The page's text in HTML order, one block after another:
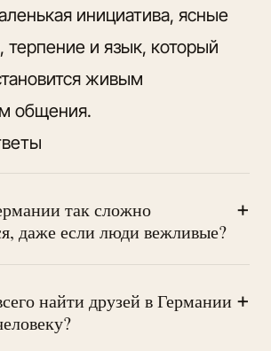
инициатива, ясные
терпение и язык, который
живым
общения.
так сложно
даже если люди вежливые?
+
найти друзей в Германии +